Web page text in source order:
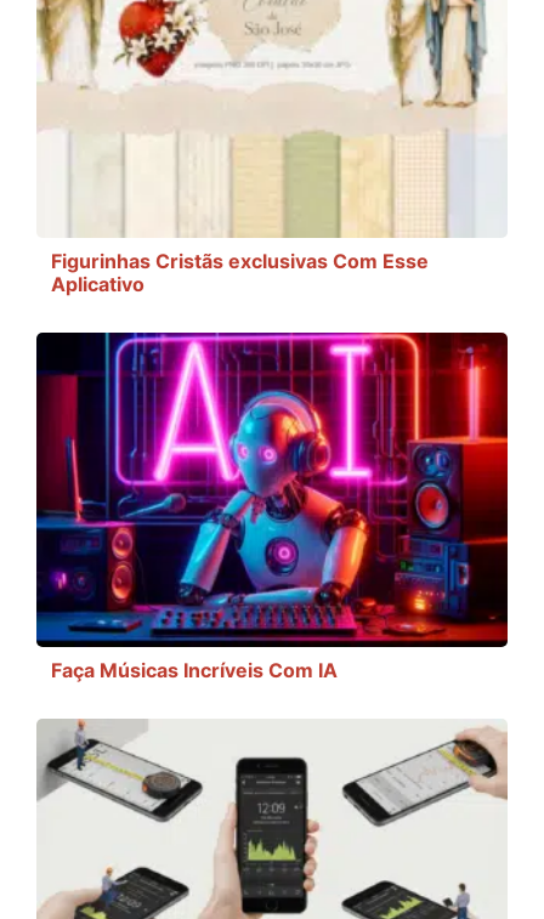
Figurinhas Cristãs exclusivas Com Esse
Aplicativo
Faça Músicas Incríveis Com IA